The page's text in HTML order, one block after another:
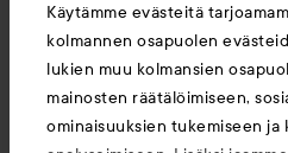
Käytämme evästeitä
kolmannen osapuolen
lukien muu kolmansien
mainosten räätälöimiseen,
ominaisuuksien tukemiseen ja
Saattaisit myös tykätä